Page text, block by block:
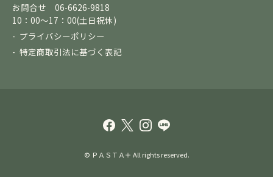
お問合せ 06-6626-9818
10：00～17：00(土日祝休)
プライバシーポリシー
特定商取引法に基づく表記
© ＰＡＳＴＡ＋ All rights reserved.